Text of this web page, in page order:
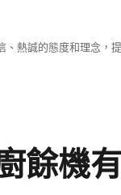
熱誠的態度和理念，
餘機